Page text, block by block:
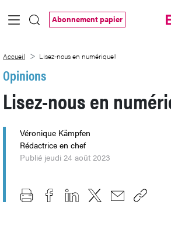
Saut au contenu principal
Abonnement papier
Accueil Lisez-nous en numérique!
Opinions
Lisez-nous en
Véronique Kämpfen
Rédactrice en chef
Publié jeudi 24 août 2023